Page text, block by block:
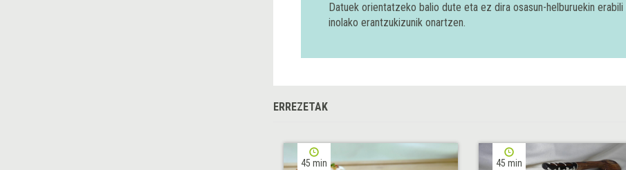
Datuek orientatzeko balio dute eta ez dira osasun-helburuekin
inolako erantzukizunik onartzen.
ERREZETAK
45 min 45 min